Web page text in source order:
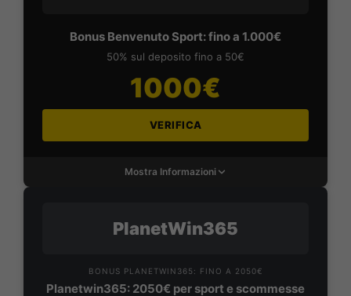
Bonus Benvenuto Sport: fino a 1.000€
50% sul deposito fino a 50€
1000€
VERIFICA
Mostra Informazioni
PlanetWin365
BONUS PLANETWIN365: FINO A 2050€
Planetwin365: 2050€ per sport e scommesse